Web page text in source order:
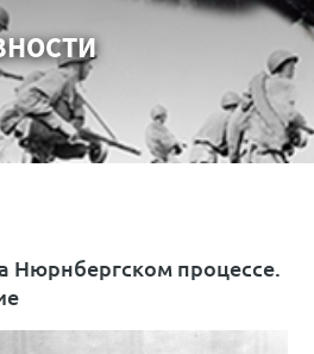
Нюрнбергском процессе.